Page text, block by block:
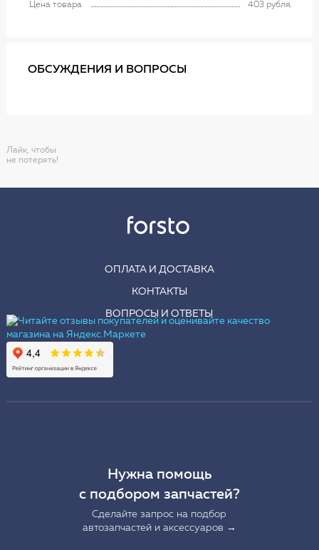
Цена товара 403 рубля
ОБСУЖДЕНИЯ И ВОПРОСЫ
Лайк, чтобы
не потерять!
ОПЛАТА И ДОСТАВКА
КОНТАКТЫ
ВОПРОСЫ И ОТВЕТЫ
Нужна помощь
с подбором запчастей?
Сделайте запрос на подбор
автозапчастей и аксессуаров →